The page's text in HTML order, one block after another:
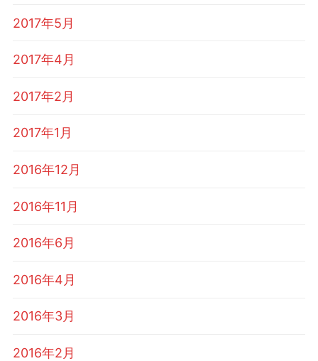
2017年5月
2017年4月
2017年2月
2017年1月
2016年12月
2016年11月
2016年6月
2016年4月
2016年3月
2016年2月